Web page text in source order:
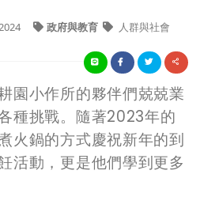
政府與教育 人群與社會
園小作所的夥伴們兢兢業
種挑戰。隨著2023年的
火鍋的方式慶祝新年的到
活動，更是他們學到更多